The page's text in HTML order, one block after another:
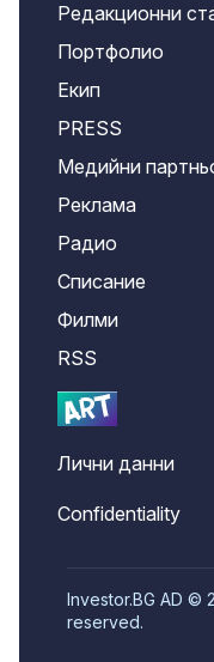
Редакционни
Портфолио
Екип
PRESS
Медийни
Реклама
Радио
Списание
Филми
RSS
Лични данни
Confidentiality
Investor.BG AD ©
reserved.